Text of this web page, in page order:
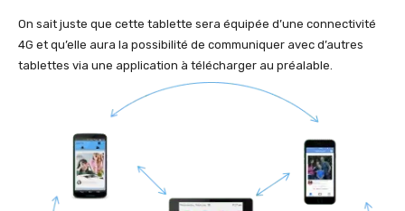
On sait juste que cette tablette sera équipée d’une connectivité
4G et qu’elle aura la possibilité de communiquer avec d’autres
tablettes via une application à télécharger au préalable.